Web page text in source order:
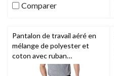
Comparer
Pantalon de travail aéré en
mélange de polyester et
coton avec ruban
réfléchissant pour hommes,